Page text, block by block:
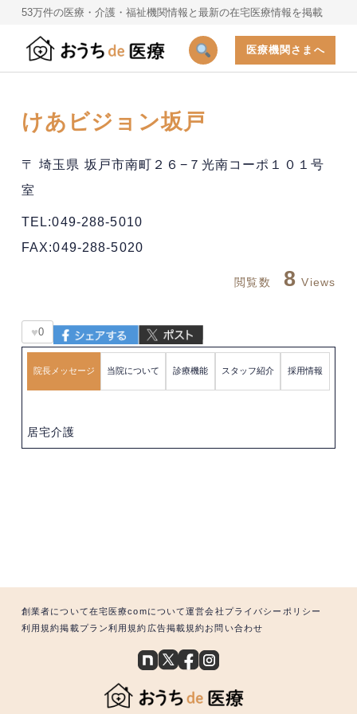
53万件の医療・介護・福祉機関情報と最新の在宅医療情報を掲載
医療機関さまへ
けあビジョン坂戸
〒 埼玉県 坂戸市南町２６−７光南コーポ１０１号
室
TEL:049-288-5010
FAX:049-288-5020
閲覧数 8 Views
♥0
院長メッセージ 当院について 診療機能 スタッフ紹介 採用情報
居宅介護
創業者について在宅医療comについて運営会社 プライバシーポリシー
利用規約掲載プラン利用規約 広告掲載規約お問い合わせ